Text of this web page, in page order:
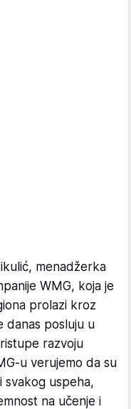
menadžerka
WMG, koja je
prolazi kroz
danas posluju u
razvoju
u verujemo da su
svakog uspeha,
na učenje i